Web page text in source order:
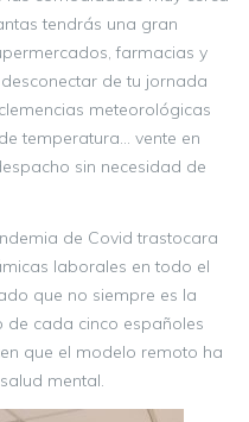
tendrás una gran
farmacias y
de tu jornada
meteorológicas
temperatura… vente en
sin necesidad de
de Covid trastocara
laborales en todo el
que no siempre es la
cada cinco españoles
que el modelo remoto ha
mental.